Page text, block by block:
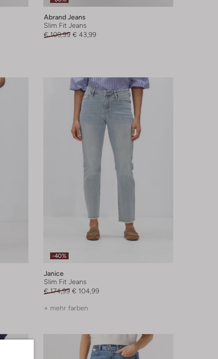
Abrand Jeans
Slim Fit Jeans
€ 109,99 € 43,99
-40%
Janice
Slim Fit Jeans
€ 174,99 € 104,99
+ mehr farben